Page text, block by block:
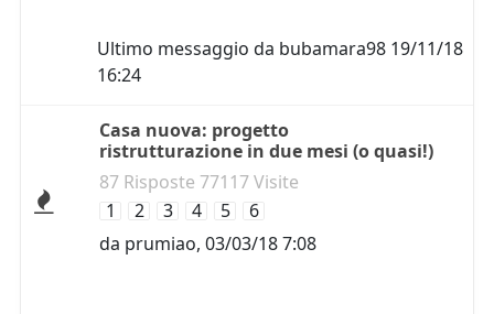
Ultimo messaggio da bubamara98 19/11/18
16:24
Casa nuova: progetto
ristrutturazione in due mesi (o quasi!)
87 Risposte 77117 Visite
1
2 3 4 5
6
da prumiao, 03/03/18 7:08